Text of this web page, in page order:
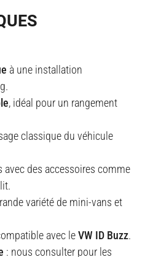
à une installation
, idéal pour un rangement
classique du véhicule
avec des accessoires comme
variété de mini-vans et
avec leVW ID Buzz.
: nous consulter pour les